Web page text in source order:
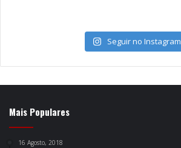
Seguir no Instagram
Mais Populares
16 Agosto, 2018